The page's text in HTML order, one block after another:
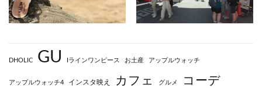
DHOLIC GU Iラインワンピース お土産 アップルウォッチ
アップルウォッチ4 インスタ映え カフェ グルメ コーデ